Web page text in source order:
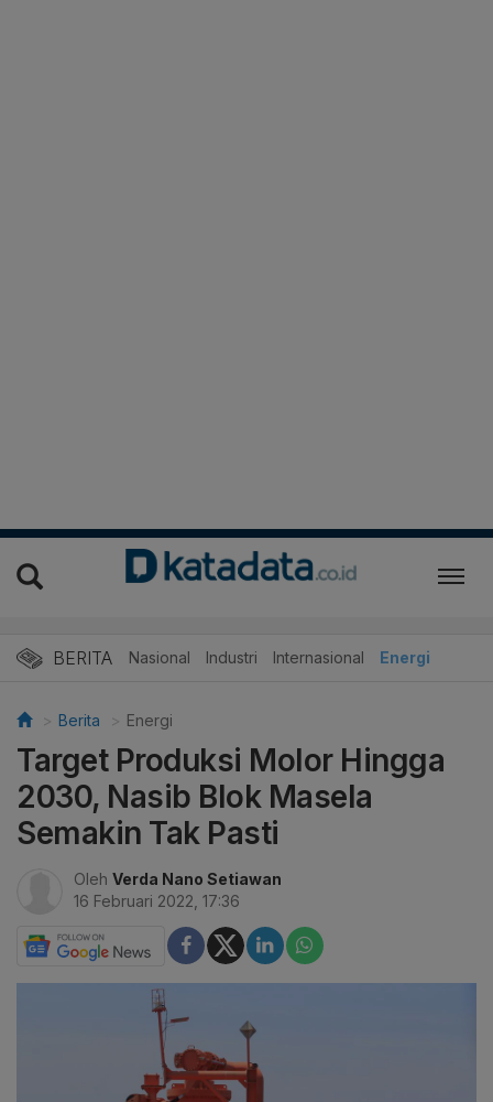
BERITA Nasional Industri Internasional Energi
Berita Energi
Target Produksi Molor Hingga
2030, Nasib Blok Masela
Semakin Tak Pasti
Oleh Verda Nano Setiawan
16 Februari 2022, 17:36